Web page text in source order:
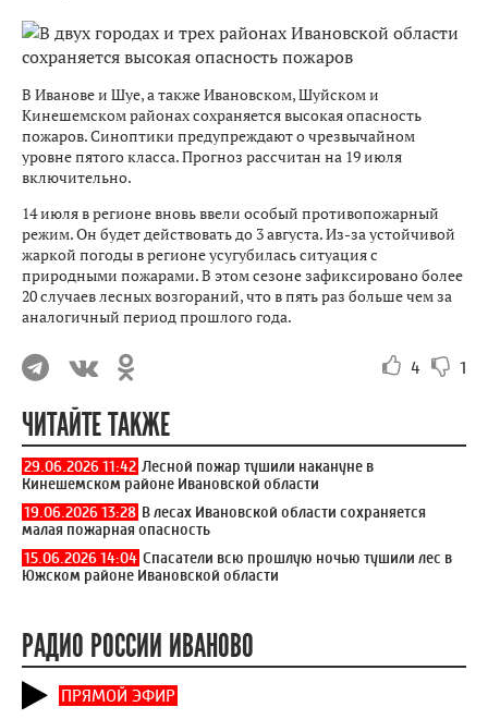
В Иванове и Шуе, а также Ивановском, Шуйском и
Кинешемском районах сохраняется высокая опасность
пожаров. Синоптики предупреждают о чрезвычайном
уровне пятого класса. Прогноз рассчитан на 19 июля
включительно.
14 июля в регионе вновь ввели особый противопожарный
режим. Он будет действовать до 3 августа. Из-за устойчивой
жаркой погоды в регионе усугубилась ситуация с
природными пожарами. В этом сезоне зафиксировано более
20 случаев лесных возгораний, что в пять раз больше чем за
аналогичный период прошлого года.
4 1
ЧИТАЙТЕ ТАКЖЕ
29.06.2026 11:42 Лесной пожар тушили накануне в
Кинешемском районе Ивановской области
19.06.2026 13:28 В лесах Ивановской области сохраняется
малая пожарная опасность
15.06.2026 14:04 Спасатели всю прошлую ночью тушили лес в
Южском районе Ивановской области
РАДИО РОССИИ ИВАНОВО
ПРЯМОЙ ЭФИР